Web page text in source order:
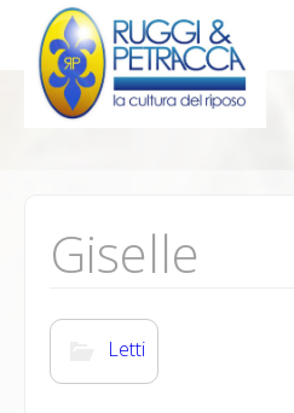
Giselle
Letti